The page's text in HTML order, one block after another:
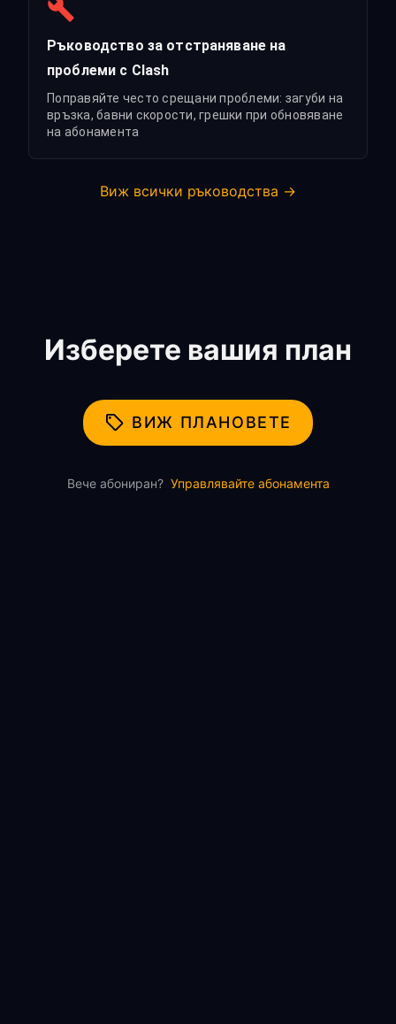
Ръководство за отстраняване на
проблеми с Clash
Поправяйте често срещани проблеми: загуби на
връзка, бавни скорости, грешки при обновяване
на абонамента
Виж всички ръководства →
Изберете вашия план
ВИЖ ПЛАНОВЕТЕ
Вече абониран? Управлявайте абонамента